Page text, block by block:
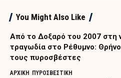
You Might Also Like
Από το Δοξαρό του 2007 στη
τραγωδία στο Ρέθυμνο:
τους πυροσβέστες
ΑΡΧΙΚΗ ΠΥΡΟΣΒΕΣΤΙΚΗ